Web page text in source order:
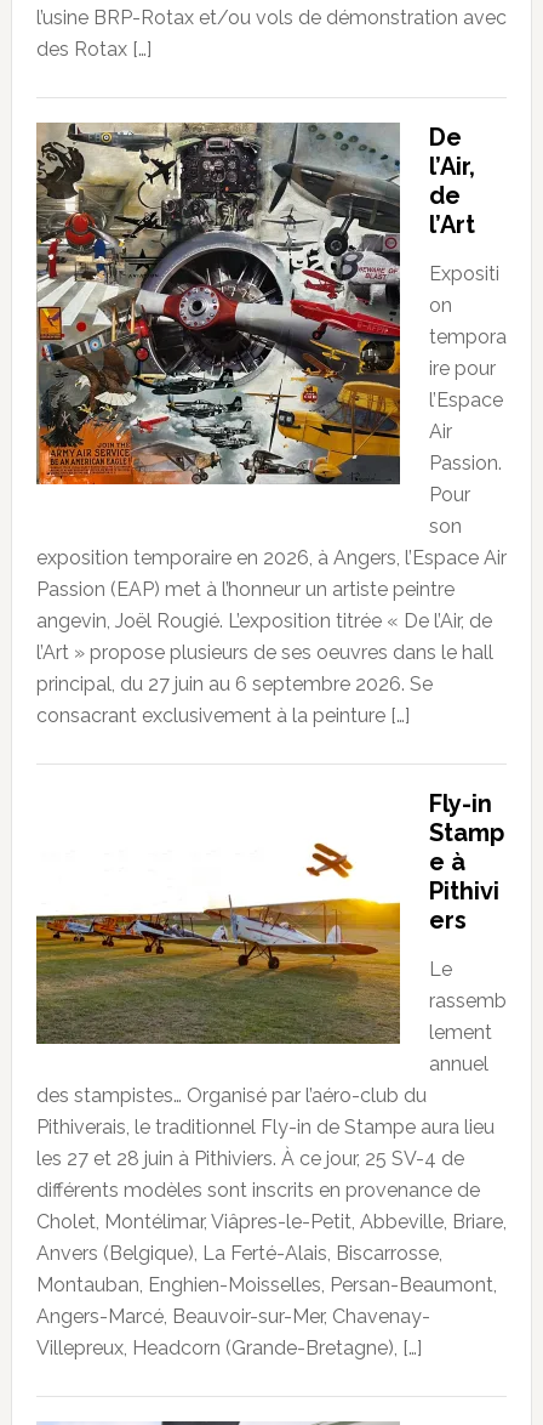
l’usine BRP-Rotax et/ou vols de démonstration avec
des Rotax […]
De
l’Air,
de
l’Art
Expositi
on
tempora
ire pour
l’Espace
Air
Passion.
Pour
son
exposition temporaire en 2026, à Angers, l’Espace Air
Passion (EAP) met à l’honneur un artiste peintre
angevin, Joël Rougié. L’exposition titrée « De l’Air, de
l’Art » propose plusieurs de ses oeuvres dans le hall
principal, du 27 juin au 6 septembre 2026. Se
consacrant exclusivement à la peinture […]
Fly-in
Stamp
e à
Pithivi
ers
Le
rassemb
lement
annuel
des stampistes… Organisé par l’aéro-club du
Pithiverais, le traditionnel Fly-in de Stampe aura lieu
les 27 et 28 juin à Pithiviers. À ce jour, 25 SV-4 de
différents modèles sont inscrits en provenance de
Cholet, Montélimar, Viâpres-le-Petit, Abbeville, Briare,
Anvers (Belgique), La Ferté-Alais, Biscarrosse,
Montauban, Enghien-Moisselles, Persan-Beaumont,
Angers-Marcé, Beauvoir-sur-Mer, Chavenay-
Villepreux, Headcorn (Grande-Bretagne), […]